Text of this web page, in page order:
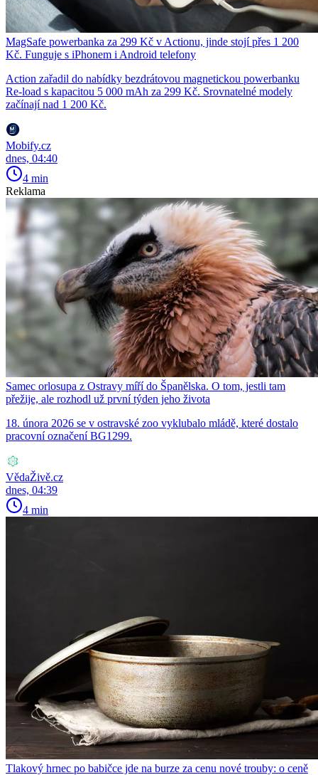
MagSafe powerbanka za 299 Kč v Actionu, jinde stojí přes 1 200
Kč. Funguje s iPhonem i Android telefony
Action zařadil do nabídky bezdrátovou magnetickou powerbanku
Re-load s kapacitou 5 000 mAh za 299 Kč. Srovnatelné modely
začínají nad 1 200 Kč.
Mobify.cz
dnes, 04:40
4 min
Reklama
Samec orlosupa z Ostravy míří do Španělska. O tom, jestli tam
přežije, ale rozhodl už první týden jeho života
18. února 2026 se v ostravské zoo vyklubalo mládě, které dostalo
pracovní označení BG1299.
VědaŽivě.cz
dnes, 04:39
4 min
Tlakový hrnec po babičce jde na burze za cenu nové trouby: o ceně